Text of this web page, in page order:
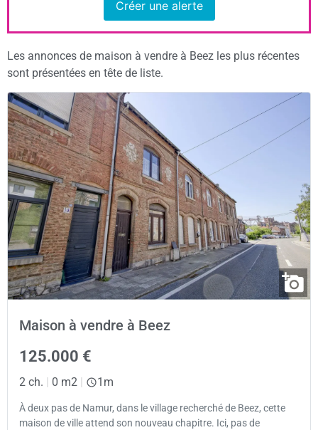
Créer une alerte
Les annonces de maison à vendre à Beez les plus récentes
sont présentées en tête de liste.
Maison à vendre à Beez
125.000 €
2 ch. | 0 m2 | 1m
À deux pas de Namur, dans le village recherché de Beez, cette
maison de ville attend son nouveau chapitre. Ici, pas de